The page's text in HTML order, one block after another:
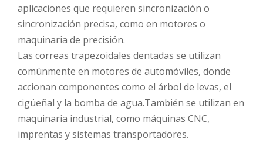
aplicaciones que requieren sincronización o
sincronización precisa, como en motores o
maquinaria de precisión.
Las correas trapezoidales dentadas se utilizan
comúnmente en motores de automóviles, donde
accionan componentes como el árbol de levas, el
cigüeñal y la bomba de agua.También se utilizan en
maquinaria industrial, como máquinas CNC,
imprentas y sistemas transportadores.